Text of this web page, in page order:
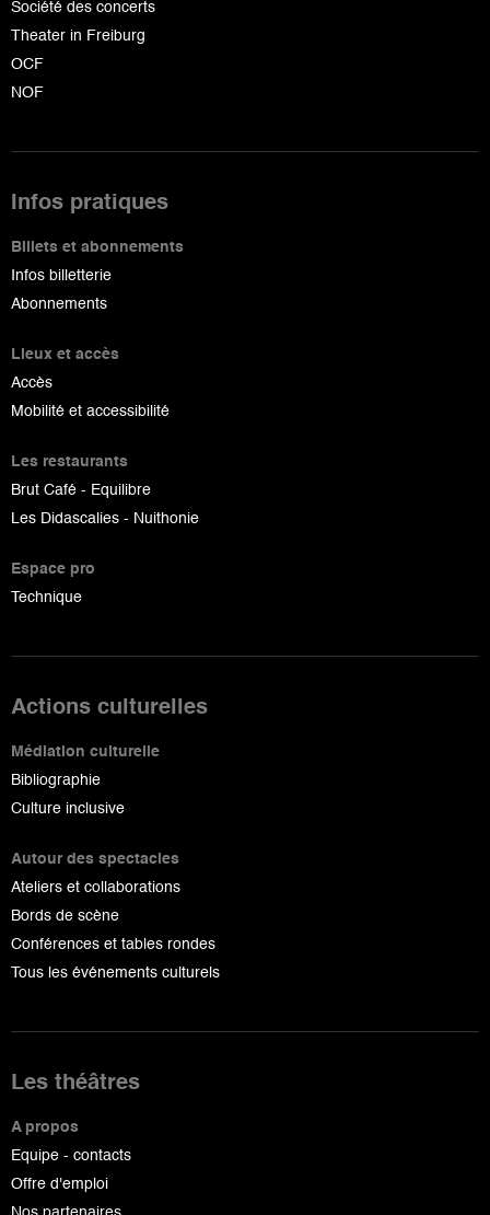
Société des concerts
Theater in Freiburg
OCF
NOF
Infos pratiques
Billets et abonnements
Infos billetterie
Abonnements
Lieux et accès
Accès
Mobilité et accessibilité
Les restaurants
Brut Café - Equilibre
Les Didascalies - Nuithonie
Espace pro
Technique
Actions culturelles
Médiation culturelle
Bibliographie
Culture inclusive
Autour des spectacles
Ateliers et collaborations
Bords de scène
Conférences et tables rondes
Tous les événements culturels
Les théâtres
A propos
Equipe - contacts
Offre d'emploi